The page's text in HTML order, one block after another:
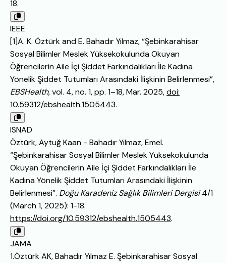
18.
IEEE
[1]A. K. Öztürk and E. Bahadır Yılmaz, “Şebinkarahisar
Sosyal Bilimler Meslek Yüksekokulunda Okuyan
Öğrencilerin Aile İçi Şiddet Farkındalıkları İle Kadına
Yönelik Şiddet Tutumları Arasındaki İlişkinin Belirlenmesi”,
EBSHealth, vol. 4, no. 1, pp. 1–18, Mar. 2025,doi:
10.59312/ebshealth.1505443.
ISNAD
Öztürk, Aytuğ Kaan - Bahadır Yılmaz, Emel.
“Şebinkarahisar Sosyal Bilimler Meslek Yüksekokulunda
Okuyan Öğrencilerin Aile İçi Şiddet Farkındalıkları İle
Kadına Yönelik Şiddet Tutumları Arasındaki İlişkinin
Belirlenmesi”. Doğu Karadeniz Sağlık Bilimleri Dergisi4/1
(March 1, 2025): 1-18.
https://doi.org/10.59312/ebshealth.1505443.
JAMA
1.Öztürk AK, Bahadır Yılmaz E. Şebinkarahisar Sosyal